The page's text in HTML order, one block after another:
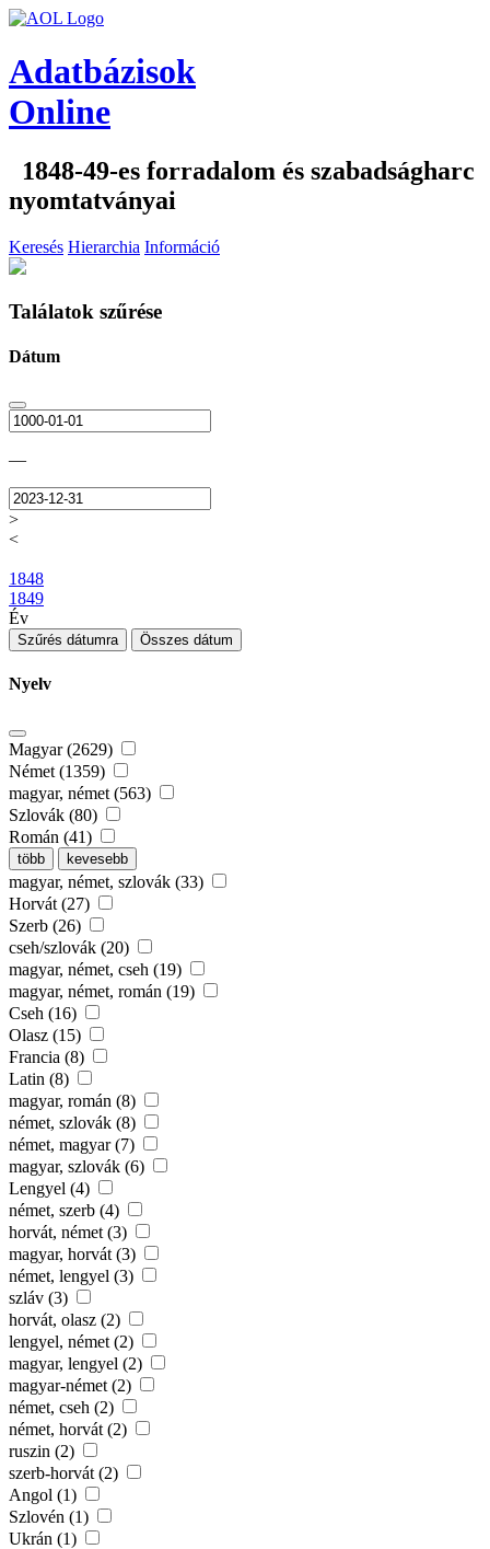
Adatbázisok
Online
1848-49-es forradalom és szabadságharc
nyomtatványai
Keresés Hierarchia Információ
Találatok szűrése
Dátum
—
>
<
1848
1849
Év
Szűrés dátumra Összes dátum
Nyelv
Magyar (2629)
Német (1359)
magyar, német (563)
Szlovák (80)
Román (41)
több kevesebb
magyar, német, szlovák (33)
Horvát (27)
Szerb (26)
cseh/szlovák (20)
magyar, német, cseh (19)
magyar, német, román (19)
Cseh (16)
Olasz (15)
Francia (8)
Latin (8)
magyar, román (8)
német, szlovák (8)
német, magyar (7)
magyar, szlovák (6)
Lengyel (4)
német, szerb (4)
horvát, német (3)
magyar, horvát (3)
német, lengyel (3)
szláv (3)
horvát, olasz (2)
lengyel, német (2)
magyar, lengyel (2)
magyar-német (2)
német, cseh (2)
német, horvát (2)
ruszin (2)
szerb-horvát (2)
Angol (1)
Szlovén (1)
Ukrán (1)